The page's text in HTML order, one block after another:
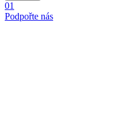
01
Podpořte nás